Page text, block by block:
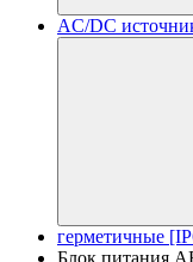
AC/DC
герметичные
Блок питания